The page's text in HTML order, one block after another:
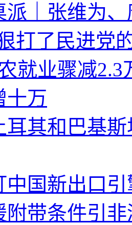
派｜张维为
打了民进党
就业骤减
十万
耳其和巴基
中国新出口
附带条件引